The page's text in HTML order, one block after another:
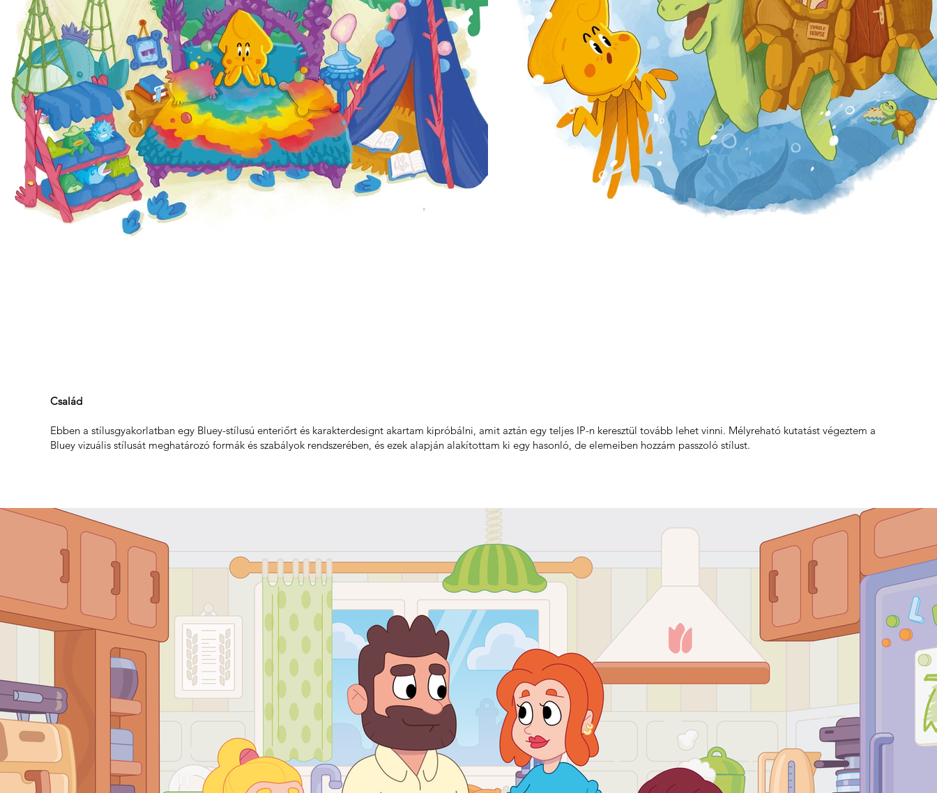
Család
Ebben a stílusgyakorlatban egy Bluey-stílusú enteriőrt és karakterdesignt akartam kipróbálni, amit aztán egy teljes IP-n keresztül tovább lehet vinni. Mélyreható kutatást végeztem a
Bluey vizuális stílusát meghatározó formák és szabályok rendszerében, és ezek alapján alakítottam ki egy hasonló, de elemeiben hozzám passzoló stílust.